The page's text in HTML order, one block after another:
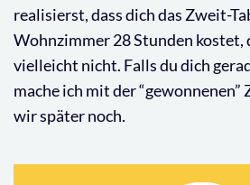
realisierst, dass dich das Zweit-
Wohnzimmer 28 Stunden kostet,
vielleicht nicht. Falls du dich
mache ich mit der “gewonnenen”
wir später noch.